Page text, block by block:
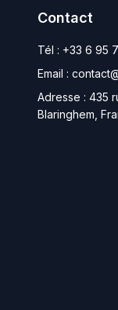
Contact
Tél : +33 6 95
Email :
Adresse : 435
Blaringhem,